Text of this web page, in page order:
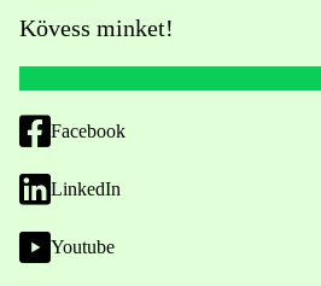
Kövess minket!
Facebook
LinkedIn
Youtube